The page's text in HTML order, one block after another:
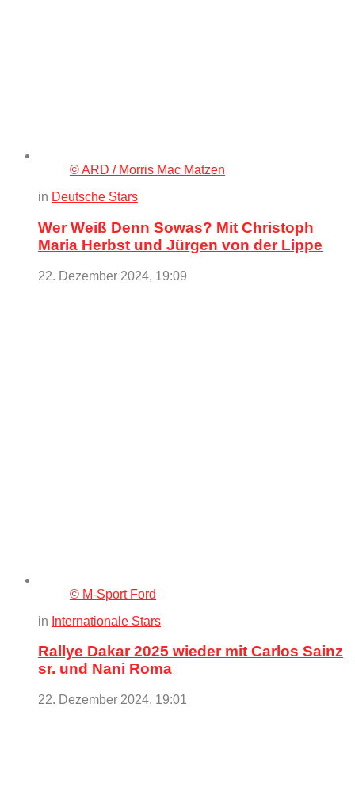
© ARD / Morris Mac Matzen
in Deutsche Stars
Wer Weiß Denn Sowas? Mit Christoph
Maria Herbst und Jürgen von der Lippe
22. Dezember 2024, 19:09
© M-Sport Ford
in Internationale Stars
Rallye Dakar 2025 wieder mit Carlos Sainz
sr. und Nani Roma
22. Dezember 2024, 19:01